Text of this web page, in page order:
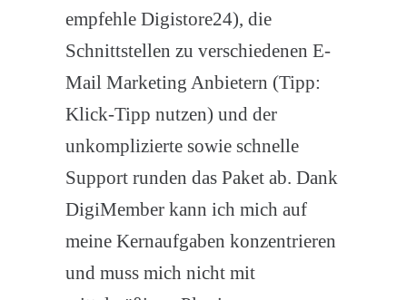
empfehle Digistore24), die
Schnittstellen zu verschiedenen E-
Mail Marketing Anbietern (Tipp:
Klick-Tipp nutzen) und der
unkomplizierte sowie schnelle
Support runden das Paket ab. Dank
DigiMember kann ich mich auf
meine Kernaufgaben konzentrieren
und muss mich nicht mit